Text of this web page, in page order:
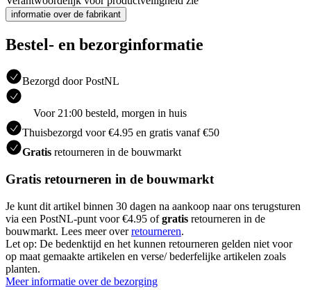
informatie over de fabrikant
Bestel- en bezorginformatie
Bezorgd door PostNL
Voor 21:00 besteld, morgen in huis
Thuisbezorgd voor €4.95 en gratis vanaf €50
Gratis retourneren in de bouwmarkt
Gratis retourneren in de bouwmarkt
Je kunt dit artikel binnen 30 dagen na aankoop naar ons terugsturen
via een PostNL-punt voor €4.95 ofgratis retourneren in de
bouwmarkt. Lees meer overretourneren.
Let op: De bedenktijd en het kunnen retourneren gelden niet voor
op maat gemaakte artikelen en verse/ bederfelijke artikelen zoals
planten.
Meer informatie over de bezorging